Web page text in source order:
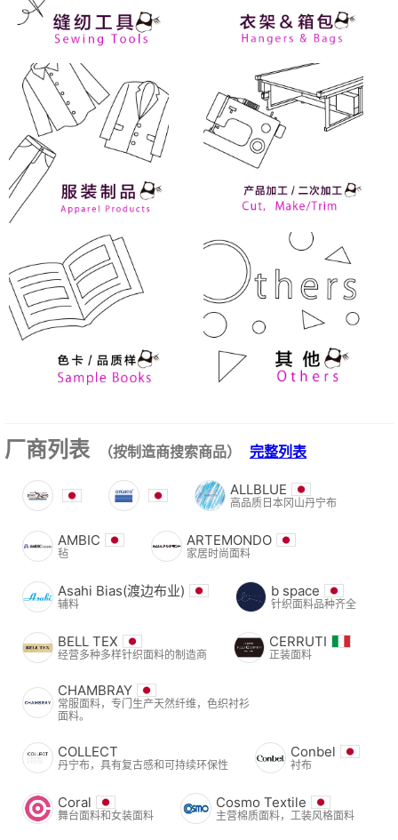
厂商列表 （按制造商搜索商品） 完整列表
ALLBLUE
高品质日本冈山丹宁布
AMBIC
毡
ARTEMONDO
家居时尚面料
Asahi Bias(渡边布业)
辅料
b space
针织面料品种齐全
BELL TEX
经营多种多样针织面料的制造商
CERRUTI
正装面料
CHAMBRAY
常服面料，专门生产天然纤维，色织衬衫
面料。
COLLECT
丹宁布，具有复古感和可持续环保性
Conbel
衬布
Coral
舞台面料和女装面料
Cosmo Textile
主营棉质面料，工装风格面料